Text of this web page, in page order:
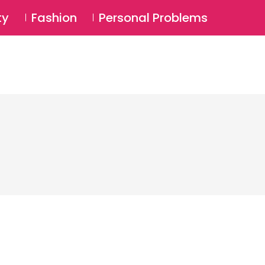
Login ⚲
Fashion Personal Problems